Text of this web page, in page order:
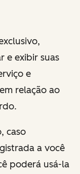
e exibir suas
e
relação ao
caso
a você
poderá usá-la